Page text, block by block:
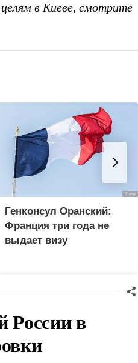
в Киеве, смотрите
Генконсул Оранский:
Франция три года не
выдает визу
России в